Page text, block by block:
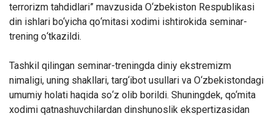
terrorizm tahdidlari” mavzusida O‘zbekiston Respublikasi
din ishlari bo‘yicha qo‘mitasi xodimi ishtirokida seminar-
trening o‘tkazildi.
Tashkil qilingan seminar-treningda diniy ekstremizm
nimaligi, uning shakllari, targ‘ibot usullari va O‘zbekistondagi
umumiy holati haqida so‘z olib borildi. Shuningdek, qo‘mita
xodimi qatnashuvchilardan dinshunoslik ekspertizasidan